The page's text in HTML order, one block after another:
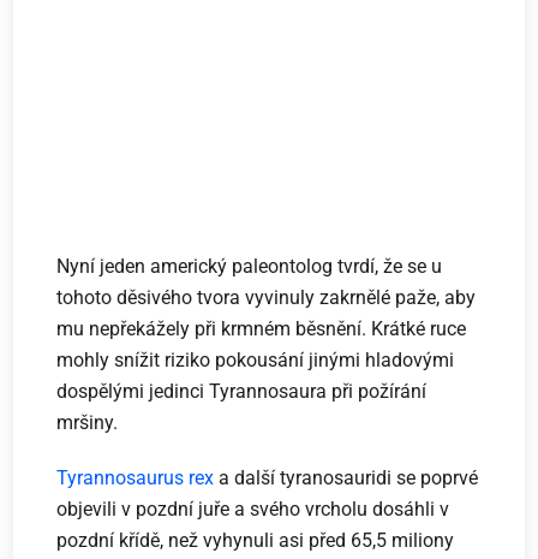
Nyní jeden americký paleontolog tvrdí, že se u
tohoto děsivého tvora vyvinuly zakrnělé paže, aby
mu nepřekážely při krmném běsnění. Krátké ruce
mohly snížit riziko pokousání jinými hladovými
dospělými jedinci Tyrannosaura při požírání
mršiny.
Tyrannosaurus rex a další tyranosauridi se poprvé
objevili v pozdní juře a svého vrcholu dosáhli v
pozdní křídě, než vyhynuli asi před 65,5 miliony